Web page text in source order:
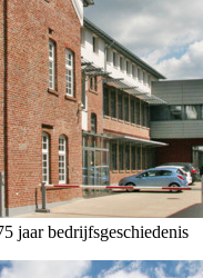
jaar bedrijfsgeschiedenis